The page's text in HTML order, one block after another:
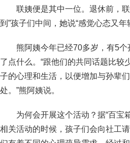
联姨便是其中一位。退休前，
到”孩子们中间，她说“感觉心态又年
熊阿姨今年已经70多岁，有5
了点什么。“跟他们的共同话题比较
子的心理和生活，以便增加与孙辈
处。”熊阿姨说。
为何会开展这个活动？据“百宝
相关活动的时候，孩子们会向社工